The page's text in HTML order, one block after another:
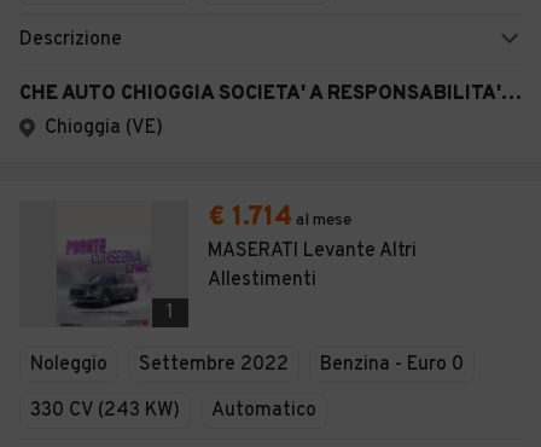
Descrizione
CHE AUTO CHIOGGIA SOCIETA' A RESPONSABILITA' LIMITATA SEMPLIFICAT A
Chioggia (VE)
1
€ 1.714 al mese
MASERATI Levante Altri
Allestimenti
Noleggio Settembre 2022
Benzina - Euro 0
330 CV (243 KW)
Automatico